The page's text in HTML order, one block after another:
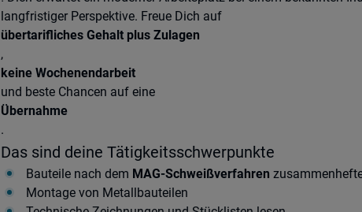
langfristiger Perspektive. Freue Dich auf
übertarifliches Gehalt plus Zulagen
,
keine Wochenendarbeit
und beste Chancen auf eine
Übernahme
.
Das sind deine Tätigkeitsschwerpunkte
Bauteile nach dem MAG-Schweißverfahren
Montage von Metallbauteilen